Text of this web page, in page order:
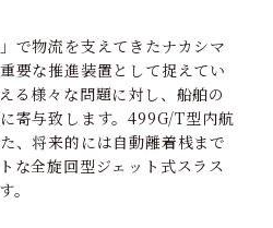
で物流を支えてきたナカシマ
要な推進装置として捉えてい
る様々な問題に対し、船舶の
寄与致します。499G/T型内航
、将来的には自動離着桟まで
な全旋回型ジェット式スラス
。